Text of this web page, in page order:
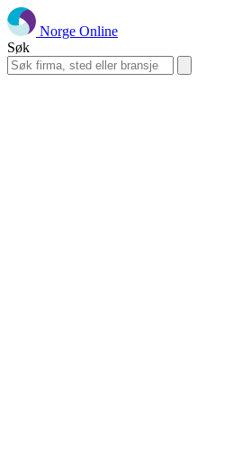
Norge Online
Søk